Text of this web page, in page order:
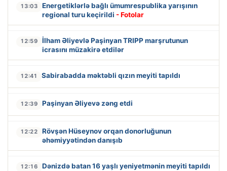
13:03
Energetiklərlə bağlı ümumrespublika yarışının
regional turu keçirildi - Fotolar
12:59
İlham Əliyevlə Paşinyan TRIPP marşrutunun
icrasını müzakirə etdilər
12:41 Sabirabadda məktəbli qızın meyiti tapıldı
12:39 Paşinyan Əliyevə zəng etdi
12:22
Rövşən Hüseynov orqan donorluğunun
əhəmiyyətindən danışıb
12:16 Dənizdə batan 16 yaşlı yeniyetmənin meyiti tapıldı